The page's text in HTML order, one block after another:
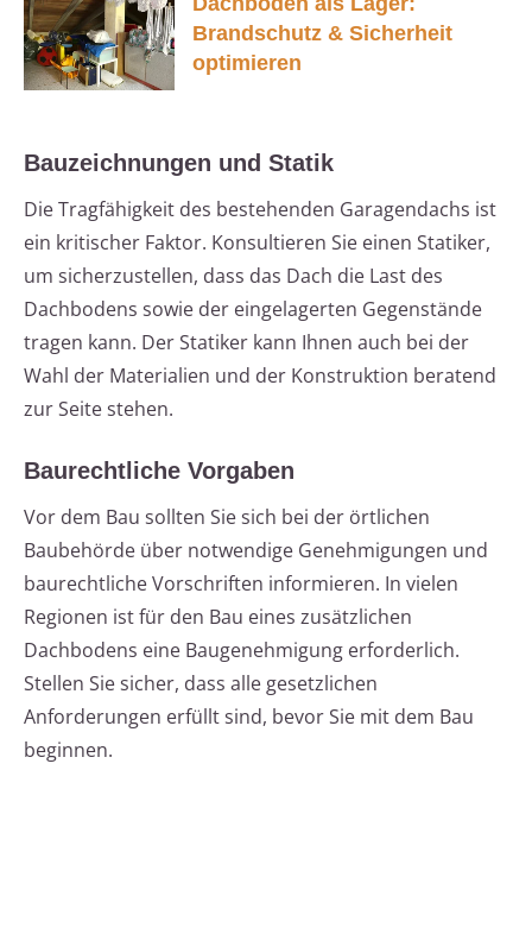
Brandschutz & Sicherheit
optimieren
Bauzeichnungen und Statik
Die Tragfähigkeit des bestehenden Garagendachs ist
ein kritischer Faktor. Konsultieren Sie einen Statiker,
um sicherzustellen, dass das Dach die Last des
Dachbodens sowie der eingelagerten Gegenstände
tragen kann. Der Statiker kann Ihnen auch bei der
Wahl der Materialien und der Konstruktion beratend
zur Seite stehen.
Baurechtliche Vorgaben
Vor dem Bau sollten Sie sich bei der örtlichen
Baubehörde über notwendige Genehmigungen und
baurechtliche Vorschriften informieren. In vielen
Regionen ist für den Bau eines zusätzlichen
Dachbodens eine Baugenehmigung erforderlich.
Stellen Sie sicher, dass alle gesetzlichen
Anforderungen erfüllt sind, bevor Sie mit dem Bau
beginnen.